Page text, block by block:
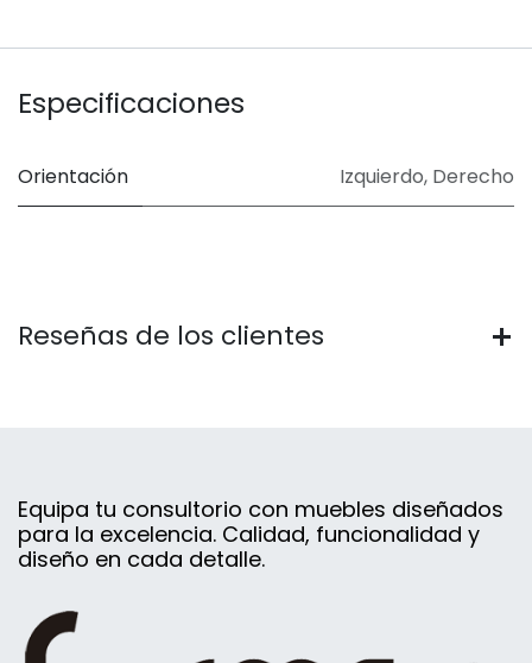
Especificaciones
Orientación Izquierdo, Derecho
Reseñas de los clientes
Equipa tu consultorio con muebles diseñados
para la excelencia. Calidad, funcionalidad y
diseño en cada detalle.